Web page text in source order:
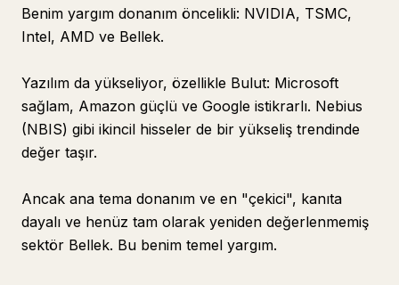
Benim yargım donanım öncelikli: NVIDIA, TSMC,
Intel, AMD ve Bellek.
Yazılım da yükseliyor, özellikle Bulut: Microsoft
sağlam, Amazon güçlü ve Google istikrarlı. Nebius
(NBIS) gibi ikincil hisseler de bir yükseliş trendinde
değer taşır.
Ancak ana tema donanım ve en "çekici", kanıta
dayalı ve henüz tam olarak yeniden değerlenmemiş
sektör Bellek. Bu benim temel yargım.